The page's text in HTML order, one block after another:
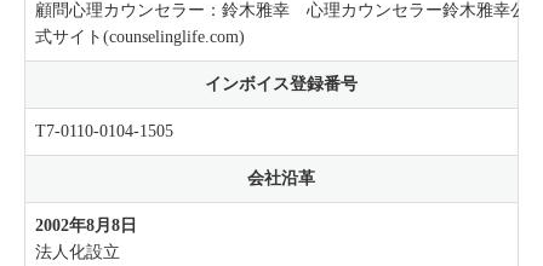
顧問心理カウンセラー： 鈴木雅幸 心理カウンセラー鈴木雅幸公
式サイト(counselinglife.com)
インボイス登録番号
T7-0110-0104-1505
会社沿革
2002年8月8日
法人化設立